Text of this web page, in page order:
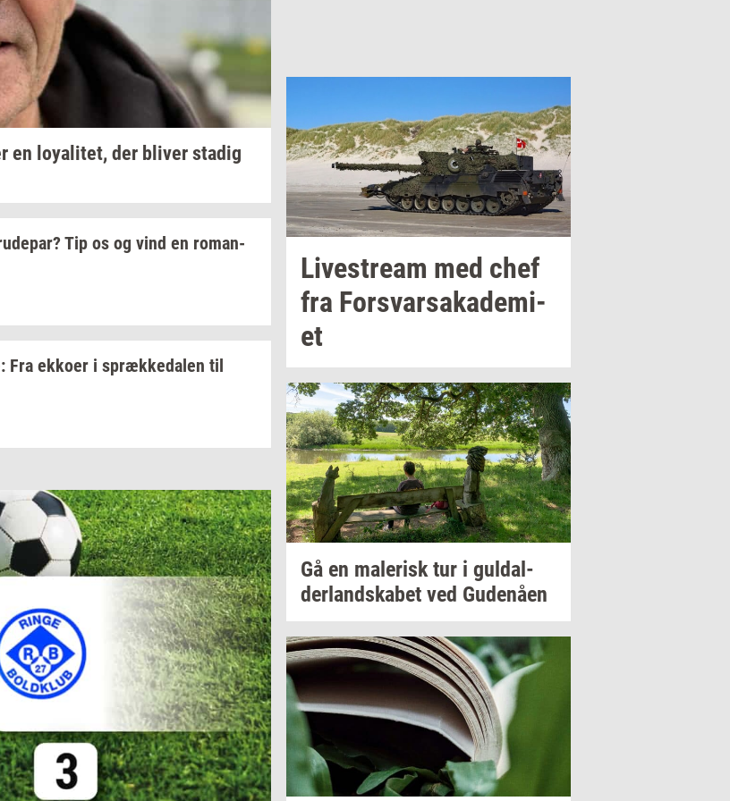
en loy­a­li­tet, der bli­ver sta­dig
Tip os og vind en ro­man­
Fra ek­ko­er i spræk­ke­da­len til
Li­ve­stream med chef
fra For­svar­sa­ka­de­mi­
et
Gå en ma­le­risktur i gul­dal­
der­land­ska­bet ved Gu­denå­en